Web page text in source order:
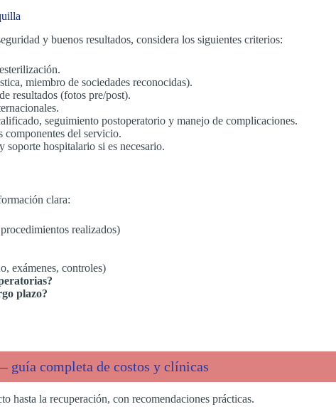
y buenos resultados, considera los siguientes criterios:
miembro de sociedades reconocidas).
resultados (fotos pre/post).
seguimiento postoperatorio y manejo de complicaciones.
componentes del servicio.
soporte hospitalario si es necesario.
clara:
realizados)
exámenes, controles)
plazo?
completa de costos y clínicas
hasta la recuperación, con recomendaciones prácticas.